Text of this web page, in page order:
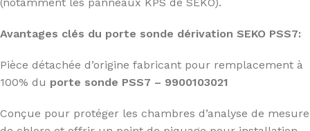
Avantages clés du porte sonde dérivation SEKO PSS7:
Pièce détachée d’origine fabricant pour remplacement à
100% du porte sonde PSS7 – 9900103021
Conçue pour protéger les chambres d’analyse de mesure